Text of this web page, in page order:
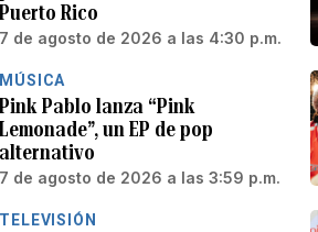
Puerto Rico
7 de agosto de 2026 a las 4:30 p.m.
MÚSICA
Pink Pablo lanza “Pink
Lemonade”, un EP de pop
alternativo
7 de agosto de 2026 a las 3:59 p.m.
TELEVISIÓN